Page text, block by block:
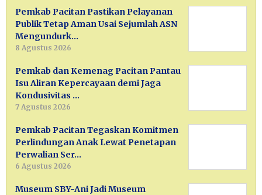
Pemkab Pacitan Pastikan Pelayanan
Publik Tetap Aman Usai Sejumlah ASN
Mengundurk…
8 Agustus 2026
Pemkab dan Kemenag Pacitan Pantau
Isu Aliran Kepercayaan demi Jaga
Kondusivitas …
7 Agustus 2026
Pemkab Pacitan Tegaskan Komitmen
Perlindungan Anak Lewat Penetapan
Perwalian Ser…
6 Agustus 2026
Museum SBY-Ani Jadi Museum